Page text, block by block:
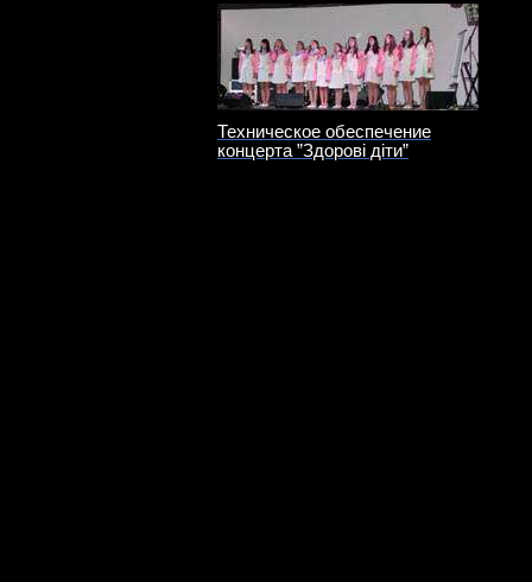
Техническое обеспечение
концерта ”Здорові діти”